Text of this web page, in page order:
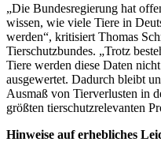
„Die Bundesregierung hat
wissen, wie viele Tiere in
werden“, kritisiert Thomas
Tierschutzbundes. „Trotz
Tiere werden diese Daten
ausgewertet. Dadurch bleibt
Ausmaß von Tierverlusten in
größten tierschutzrelevanten
Hinweise auf erhebliches